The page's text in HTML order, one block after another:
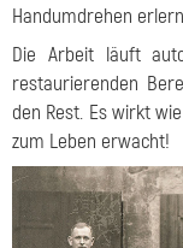
Handumdrehen
Die Arbeit läuft
restaurierenden
den Rest. Es wirkt
zum Leben erwacht!